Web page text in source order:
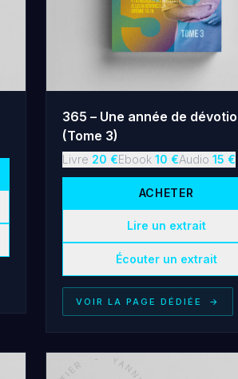
365 – Une année de
(Tome 3)
Livre 20 €Ebook 10 €Audio 15 €
ACHETER
Lire un extrait
Écouter un extrait
VOIR LA PAGE DÉDIÉE →